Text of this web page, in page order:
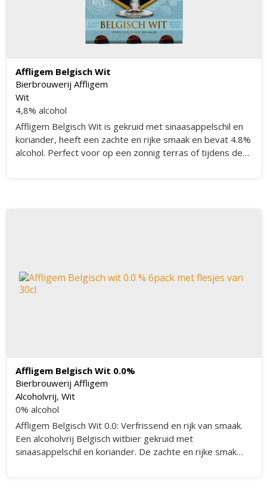
Affligem Belgisch Wit
Bierbrouwerij Affligem
Wit
4,8% alcohol
Affligem Belgisch Wit is gekruid met sinaasappelschil en
koriander, heeft een zachte en rijke smaak en bevat 4.8%
alcohol. Perfect voor op een zonnig terras of tijdens de
Affligem Belgisch Wit 0.0%
Bierbrouwerij Affligem
Alcoholvrij, Wit
0% alcohol
Affligem Belgisch Wit 0.0: Verfrissend en rijk van smaak.
Een alcoholvrij Belgisch witbier gekruid met
sinaasappelschil en koriander. De zachte en rijke smak